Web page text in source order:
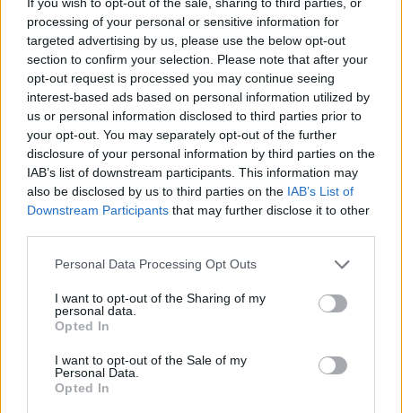
processing of your personal or sensitive information for
targeted advertising by us, please use the below opt-out
section to confirm your selection. Please note that after your
opt-out request is processed you may continue seeing
interest-based ads based on personal information utilized by
us or personal information disclosed to third parties prior to
your opt-out. You may separately opt-out of the further
disclosure of your personal information by third parties on the
IAB’s list of downstream participants. This information may
also be disclosed by us to third parties on the IAB’s List of
Downstream Participants that may further disclose it to other
Personal Data Processing Opt Outs
I want to opt-out of the Sharing of my
personal data.
Opted In
I want to opt-out of the Sale of my
Personal Data.
Opted In
In evidenza